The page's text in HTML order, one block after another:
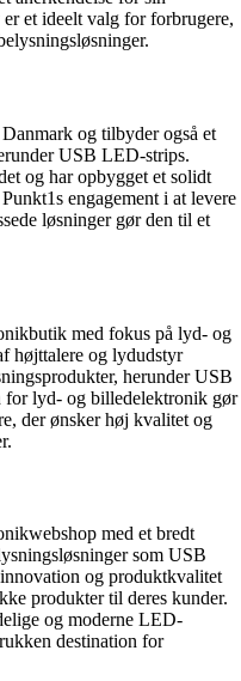
et ideelt valg for forbrugere,
og tilbyder også et
USB LED-strips.
og har opbygget et solidt
engagement i at levere
løsninger gør den til et
med fokus på lyd- og
højttalere og lydudstyr
herunder USB
for lyd- og billedelektronik gør
der ønsker høj kvalitet og
med et bredt
som USB
og produktkvalitet
produkter til deres kunder.
og moderne LED-
destination for